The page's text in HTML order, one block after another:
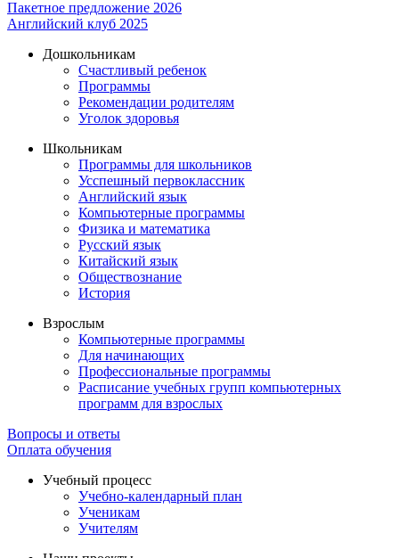
Пакетное предложение 2026
Английский клуб 2025
Дошкольникам
Счастливый ребенок
Программы
Рекомендации родителям
Уголок здоровья
Школьникам
Программы для школьников
Усспешный первоклассник
Английский язык
Компьютерные программы
Физика и математика
Русский язык
Китайский язык
Обществознание
История
Взрослым
Компьютерные программы
Для начинающих
Профессиональные программы
Расписание учебных групп компьютерных
программ для взрослых
Вопросы и ответы
Оплата обучения
Учебный процесс
Учебно-календарный план
Ученикам
Учителям